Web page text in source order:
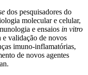
dos pesquisadores do
molecular e celular,
e ensaios in vitro
validação de novos
imuno-inflamatórias,
de novos agentes